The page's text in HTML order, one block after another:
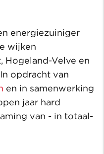
energiezuiniger
wijken
Hogeland-Velve en
opdracht van
en in samenwerking
jaar hard
van - in totaal-